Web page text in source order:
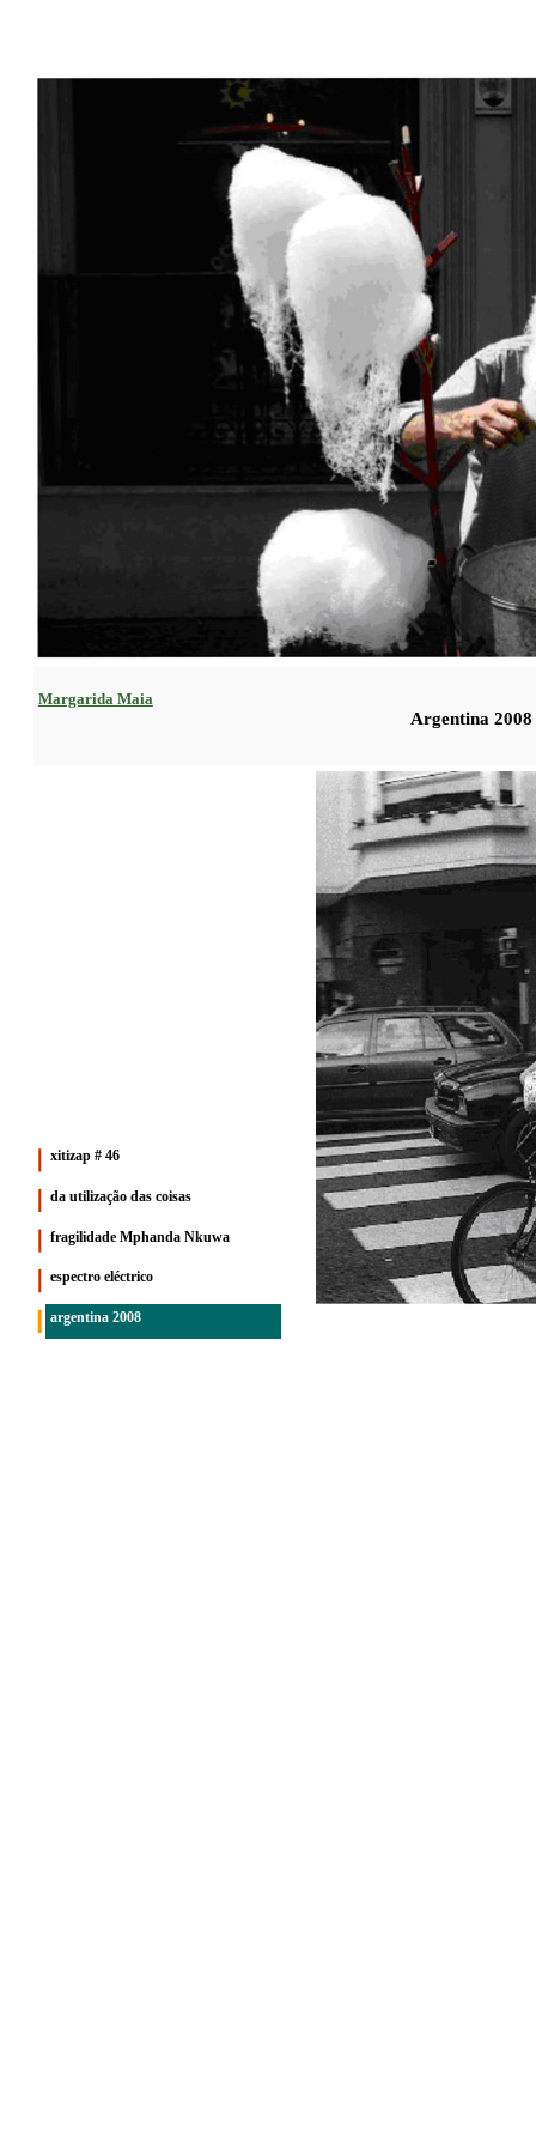
Margarida Maia
Argentina 2008
xitizap # 46
da utilização das coisas
fragilidade Mphanda Nkuwa
espectro eléctrico
argentina 2008